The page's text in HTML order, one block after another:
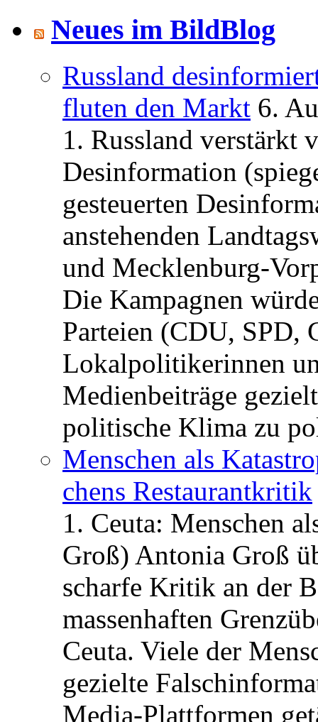
Neues im BildBlog
Russland
fluten den Markt 6.
1. Russland verstärkt
Desinformation
gesteuerten
anstehenden
und Mecklenburg-
Die Kampagnen
Parteien (CDU, SPD,
Lokalpolitikerinnen
Medienbeiträge
politische Klima zu
Menschen als
chens Restau­rant­kritik
1. Ceuta: Menschen
Groß) Antonia Groß
scharfe Kritik an der
massenhaften
Ceuta. Viele der
gezielte
Media-Plattformen